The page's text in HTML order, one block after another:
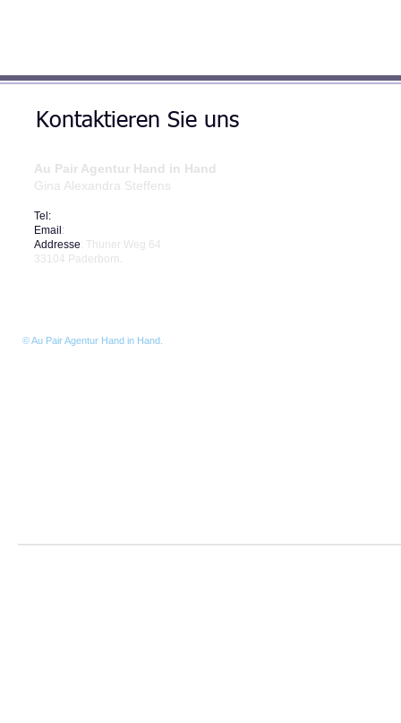
Kontaktieren Sie uns
Au Pair Agentur Hand in Hand
​Gina Alexandra Steffens
Tel:
Email :
Address​​​​​​e: Thuner Weg 64
33104 Paderborn.
© Au Pair Agentur Hand in Hand